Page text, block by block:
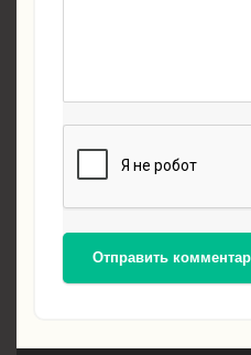
Отправить